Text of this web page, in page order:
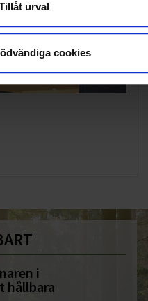
urval
cookies
i
hållbara